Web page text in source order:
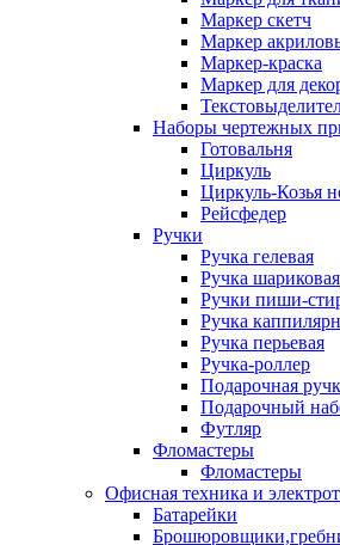
Маркер скетч
Маркер
Маркер-краска
Маркер для
Наборы чертежных
Готовальня
Циркуль
Циркуль-Козья
Рейсфедер
Ручки
Ручка гелевая
Ручка шариковая
Ручки пиши-
Ручка
Ручка перьевая
Ручка-роллер
Подарочная
Подарочный
Футляр
Фломастеры
Фломастеры
Офисная техника и
Батарейки